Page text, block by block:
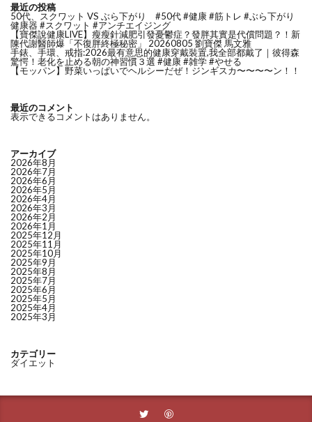
最近の投稿
50代、スクワット VS ぶら下がり #50代 #健康 #筋トレ #ぶら下がり
健康器 #スクワット #アンチエイジング
【寶傑說健康LIVE】瘦瘦針減肥引發憂鬱症？發胖其實是代償問題？！新
陳代謝醫師爆「不復胖終極秘密」 20260805 劉寶傑 馬文雅
手錶、手環、戒指:2026最有意思的健康穿戴裝置,我全部都戴了｜彼得森
驚愕！老化を止める朝の神習慣３選 #健康 #雑学 #やせる
【モッパン】野菜いっぱいでヘルシーだぜ！ジンギスカ〜〜〜〜ン！！
最近のコメント
表示できるコメントはありません。
アーカイブ
2026年8月
2026年7月
2026年6月
2026年5月
2026年4月
2026年3月
2026年2月
2026年1月
2025年12月
2025年11月
2025年10月
2025年9月
2025年8月
2025年7月
2025年6月
2025年5月
2025年4月
2025年3月
カテゴリー
ダイエット